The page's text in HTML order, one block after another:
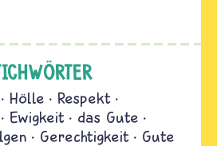
Hölle
Respekt
Ewigkeit
das Gute
Gerechtigkeit
Gute